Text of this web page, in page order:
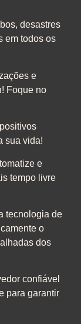
desastres
em todos os
e
Foque no
sua vida!
e
tempo livre
tecnologia de
o
dos
confiável
para garantir